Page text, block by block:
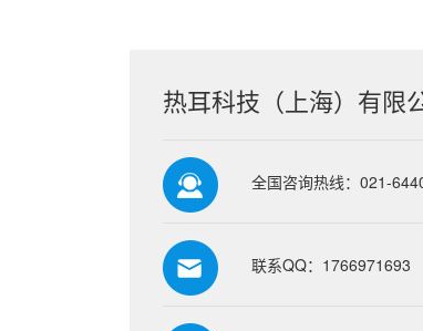
热耳科技（上海）有限
全国咨询热线：021-
联系QQ：1766971693